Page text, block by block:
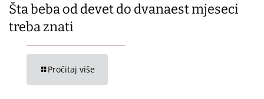
Šta beba od devet do dvanaest mjeseci
treba znati
Pročitaj više